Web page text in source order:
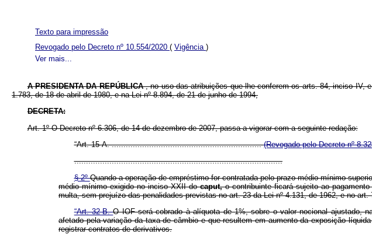
Ver mais...
Texto para impressão
Revogado pelo Decreto nº 10.554/2020 ( Vigência )
A PRESIDENTA DA REPÚBLICA, no uso das atribuições que lhe conferem os arts. 84, inciso IV,
1.783, de 18 de abril de 1980, e na Lei nº 8.894, de 21 de junho de 1994,
DECRETA:
Art. 1º O Decreto nº 6.306, de 14 de dezembro de 2007, passa a vigorar com a seguinte redação:
“Art. 15-A. ................................................................(Revogado pelo Decreto nº
.........................................................................................
§ 2ºQuando a operação de empréstimo for contratada pelo prazo médio mínimo
médio mínimo exigido no inciso XXII docaput,o contribuinte ficará sujeito ao
multa, sem prejuízo das penalidades previstas no art. 23 da Lei nº 4.131, de 1962, e no
“Art. 32-B.O IOF será cobrado à alíquota de 1%, sobre o valor nocional ajustado,
afetado pela variação da taxa de câmbio e que resultem em aumento da exposição
registrar contratos de derivativos.